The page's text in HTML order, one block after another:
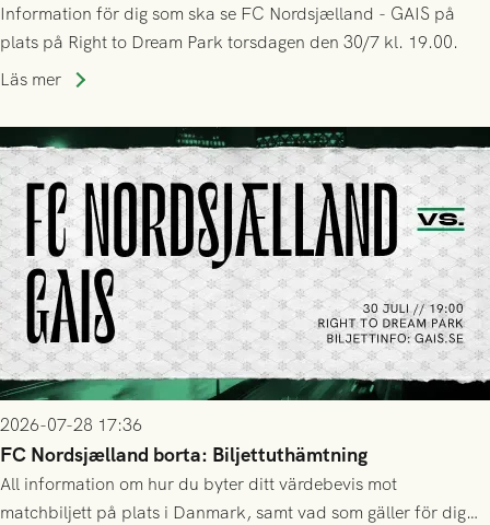
Information för dig som ska se FC Nordsjælland - GAIS på
plats på Right to Dream Park torsdagen den 30/7 kl. 19.00.
Läs mer
2026-07-28 17:36
FC Nordsjælland borta: Biljettuthämtning
All information om hur du byter ditt värdebevis mot
matchbiljett på plats i Danmark, samt vad som gäller för dig